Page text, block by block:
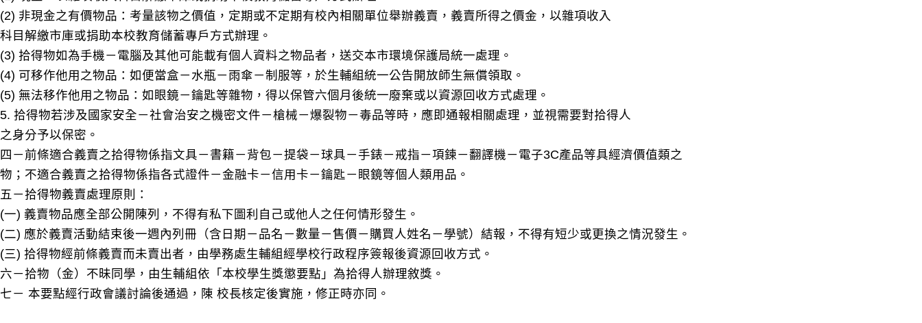
(2) 非現金之有價物品：考量該物之價值，定期或不定期有校內相關單位舉辦義賣，義賣所得之價金，以雜項收入
科目解繳市庫或捐助本校教育儲蓄專戶方式辦理。
(3) 拾得物如為手機－電腦及其他可能載有個人資料之物品者，送交本市環境保護局統一處理。
(4) 可移作他用之物品：如便當盒－水瓶－雨傘－制服等，於生輔組統一公告開放師生無償領取。
(5) 無法移作他用之物品：如眼鏡－鑰匙等雜物，得以保管六個月後統一廢棄或以資源回收方式處理。
5. 拾得物若涉及國家安全－社會治安之機密文件－槍械－爆裂物－毒品等時，應即通報相關處理，並視需要對拾得人
之身分予以保密。
四－前條適合義賣之拾得物係指文具－書籍－背包－提袋－球具－手錶－戒指－項鍊－翻譯機－電子3C產品等具經濟價值類之
物；不適合義賣之拾得物係指各式證件－金融卡－信用卡－鑰匙－眼鏡等個人類用品。
五－拾得物義賣處理原則：
(一) 義賣物品應全部公開陳列，不得有私下圖利自己或他人之任何情形發生。
(二) 應於義賣活動結束後一週內列冊（含日期－品名－數量－售價－購買人姓名－學號）結報，不得有短少或更換之情況發生。
(三) 拾得物經前條義賣而未賣出者，由學務處生輔組經學校行政程序簽報後資源回收方式。
六－拾物（金）不昧同學，由生輔組依「本校學生獎懲要點」為拾得人辦理敘獎。
七－ 本要點經行政會議討論後通過，陳 校長核定後實施，修正時亦同。